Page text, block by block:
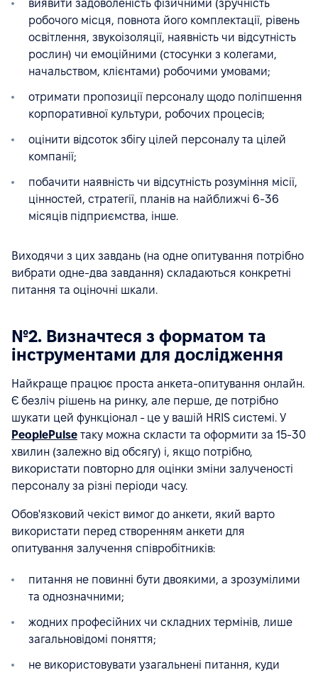
виявити задоволеність фізичними (зручність
робочого місця, повнота його комплектації, рівень
освітлення, звукоізоляції, наявність чи відсутність
рослин) чи емоційними (стосунки з колегами,
начальством, клієнтами) робочими умовами;
отримати пропозиції персоналу щодо поліпшення
корпоративної культури, робочих процесів;
оцінити відсоток збігу цілей персоналу та цілей
компанії;
побачити наявність чи відсутність розуміння місії,
цінностей, стратегії, планів на найближчі 6-36
місяців підприємства, інше.
Виходячи з цих завдань (на одне опитування потрібно
вибрати одне-два завдання) складаються конкретні
питання та оціночні шкали.
№2. Визначтеся з форматом та
інструментами для дослідження
Найкраще працює проста анкета-опитування онлайн.
Є безліч рішень на ринку, але перше, де потрібно
шукати цей функціонал - це у вашій HRIS системі. У
PeoplePulse таку можна скласти та оформити за 15-30
хвилин (залежно від обсягу) і, якщо потрібно,
використати повторно для оцінки зміни залученості
персоналу за різні періоди часу.
Обов'язковий чекіст вимог до анкети, який варто
використати перед створенням анкети для
опитування залучення співробітників:
питання не повинні бути двоякими, а зрозумілими
та однозначними;
жодних професійних чи складних термінів, лише
загальновідомі поняття;
не використовувати узагальнені питання, куди